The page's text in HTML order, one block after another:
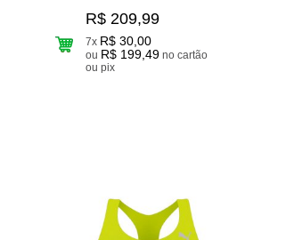
R$ 209,99
7x R$ 30,00
ou R$ 199,49 no cartão
ou pix